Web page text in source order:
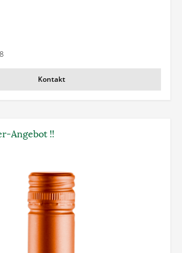
Kontakt
Angebot !!